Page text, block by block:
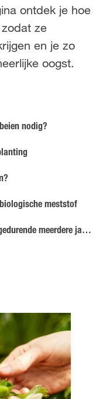
ontdek je hoe
ze
en je zo
oogst.
nodig?
meststof
meerdere jaren